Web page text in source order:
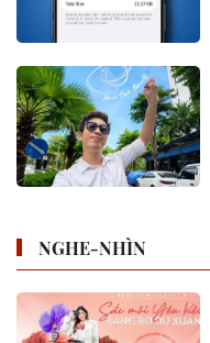
NGHE-NHÌN